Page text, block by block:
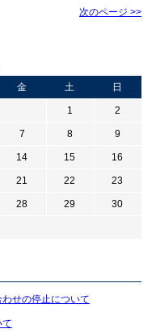
次のページ >>
金 土 日
1 2
7 8 9
14 15 16
21 22 23
28 29 30
せの停止について